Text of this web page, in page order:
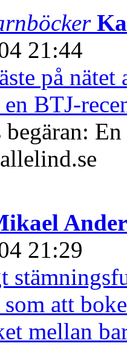
21:44
på nätet
BTJ-
begäran:
21:29
att
mellan